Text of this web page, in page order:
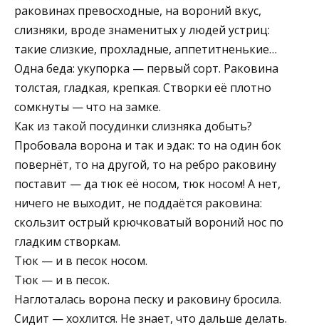
раковинах превосходные, на вороний вкус,
слизняки, вроде знаменитых у людей устриц:
такие слизкие, прохладные, аппетитненькие…
Одна беда: укупорка — первый сорт. Раковина
толстая, гладкая, крепкая. Створки её плотно
сомкнуты — что на замке.
Как из такой посудинки слизняка добыть?
Пробовала ворона и так и эдак: то на один бок
повернёт, то на другой, то на ребро раковину
поставит — да тюк её носом, тюк носом! А нет,
ничего не выходит, не поддаётся раковина:
скользит острый крючковатый вороний нос по
гладким створкам.
Тюк — и в песок носом.
Тюк — и в песок.
Наглоталась ворона песку и раковину бросила.
Сидит — хохлится. Не знает, что дальше делать.